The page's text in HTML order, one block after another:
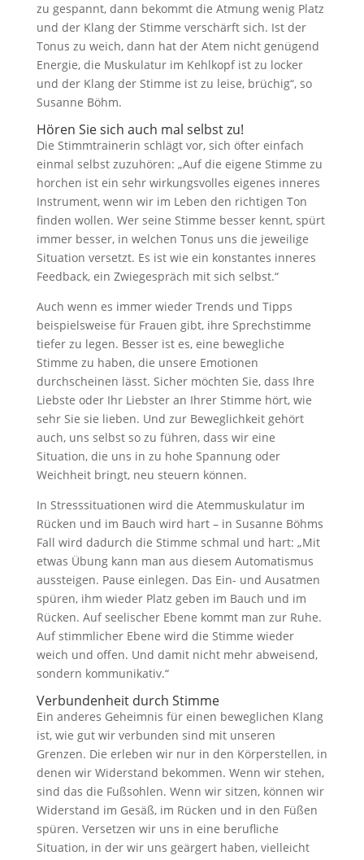
zu gespannt, dann bekommt die Atmung wenig Platz
und der Klang der Stimme verschärft sich. Ist der
Tonus zu weich, dann hat der Atem nicht genügend
Energie, die Muskulatur im Kehlkopf ist zu locker
und der Klang der Stimme ist zu leise, brüchig“, so
Susanne Böhm.
Hören Sie sich auch mal selbst zu!
Die Stimmtrainerin schlägt vor, sich öfter einfach
einmal selbst zuzuhören: „Auf die eigene Stimme zu
horchen ist ein sehr wirkungsvolles eigenes inneres
Instrument, wenn wir im Leben den richtigen Ton
finden wollen. Wer seine Stimme besser kennt, spürt
immer besser, in welchen Tonus uns die jeweilige
Situation versetzt. Es ist wie ein konstantes inneres
Feedback, ein Zwiegespräch mit sich selbst.“
Auch wenn es immer wieder Trends und Tipps
beispielsweise für Frauen gibt, ihre Sprechstimme
tiefer zu legen. Besser ist es, eine bewegliche
Stimme zu haben, die unsere Emotionen
durchscheinen lässt. Sicher möchten Sie, dass Ihre
Liebste oder Ihr Liebster an Ihrer Stimme hört, wie
sehr Sie sie lieben. Und zur Beweglichkeit gehört
auch, uns selbst so zu führen, dass wir eine
Situation, die uns in zu hohe Spannung oder
Weichheit bringt, neu steuern können.
In Stresssituationen wird die Atemmuskulatur im
Rücken und im Bauch wird hart – in Susanne Böhms
Fall wird dadurch die Stimme schmal und hart: „Mit
etwas Übung kann man aus diesem Automatismus
aussteigen. Pause einlegen. Das Ein- und Ausatmen
spüren, ihm wieder Platz geben im Bauch und im
Rücken. Auf seelischer Ebene kommt man zur Ruhe.
Auf stimmlicher Ebene wird die Stimme wieder
weich und offen. Und damit nicht mehr abweisend,
sondern kommunikativ.“
Verbundenheit durch Stimme
Ein anderes Geheimnis für einen beweglichen Klang
ist, wie gut wir verbunden sind mit unseren
Grenzen. Die erleben wir nur in den Körperstellen, in
denen wir Widerstand bekommen. Wenn wir stehen,
sind das die Fußsohlen. Wenn wir sitzen, können wir
Widerstand im Gesäß, im Rücken und in den Füßen
spüren. Versetzen wir uns in eine berufliche
Situation, in der wir uns geärgert haben, vielleicht